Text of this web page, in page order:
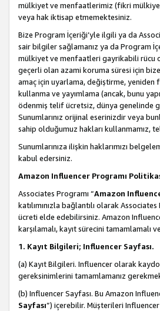
mülkiyet ve menfaatlerimiz (fikri
veya hak iktisap etmemektesiniz.
Bize Program İçeriği’yle ilgili ya da
sair bilgiler sağlamanız ya da Program
mülkiyet ve menfaatleri gayrikabili rücu
geçerli olan azami koruma süresi için bize
amaç için uyarlama, değiştirme, yeniden
kullanma ve yayımlama (ancak, bunu
ödenmiş telif ücretsiz, dünya genelinde
Sunumlarınız orijinal eserinizdir veya
sahip olduğumuz hakları kullanmamız,
Sunumlarınıza ilişkin haklarımızı
kabul edersiniz.
Amazon Influencer Programı
Associates Programı “Amazon
katılımınızla bağlantılı olarak
ücreti elde edebilirsiniz. Amazon
karşılamalı, kayıt sürecini tamamlamalı
1. Kayıt Bilgileri; Influencer Sayfası.
(a) Kayıt Bilgileri. Influencer olarak
gereksinimlerini tamamlamanız
(b) Influencer Sayfası. Bu Amazon
Sayfası”) içerebilir. Müşterileri